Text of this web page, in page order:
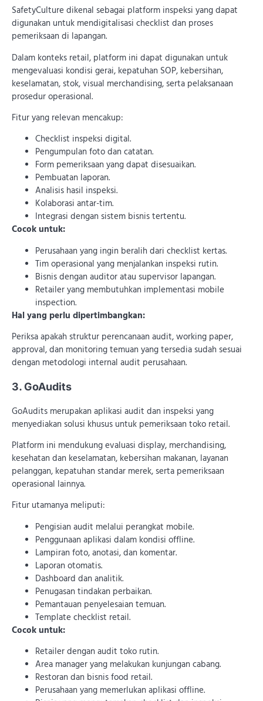
SafetyCulture dikenal sebagai platform inspeksi yang dapat
digunakan untuk mendigitalisasi checklist dan proses
pemeriksaan di lapangan.
Dalam konteks retail, platform ini dapat digunakan untuk
mengevaluasi kondisi gerai, kepatuhan SOP, kebersihan,
keselamatan, stok, visual merchandising, serta pelaksanaan
prosedur operasional.
Fitur yang relevan mencakup:
Checklist inspeksi digital.
Pengumpulan foto dan catatan.
Form pemeriksaan yang dapat disesuaikan.
Pembuatan laporan.
Analisis hasil inspeksi.
Kolaborasi antar-tim.
Integrasi dengan sistem bisnis tertentu.
Cocok untuk:
Perusahaan yang ingin beralih dari checklist kertas.
Tim operasional yang menjalankan inspeksi rutin.
Bisnis dengan auditor atau supervisor lapangan.
Retailer yang membutuhkan implementasi mobile
inspection.
Hal yang perlu dipertimbangkan:
Periksa apakah struktur perencanaan audit, working paper,
approval, dan monitoring temuan yang tersedia sudah sesuai
dengan metodologi internal audit perusahaan.
3. GoAudits
GoAudits merupakan aplikasi audit dan inspeksi yang
menyediakan solusi khusus untuk pemeriksaan toko retail.
Platform ini mendukung evaluasi display, merchandising,
kesehatan dan keselamatan, kebersihan makanan, layanan
pelanggan, kepatuhan standar merek, serta pemeriksaan
operasional lainnya.
Fitur utamanya meliputi:
Pengisian audit melalui perangkat mobile.
Penggunaan aplikasi dalam kondisi offline.
Lampiran foto, anotasi, dan komentar.
Laporan otomatis.
Dashboard dan analitik.
Penugasan tindakan perbaikan.
Pemantauan penyelesaian temuan.
Template checklist retail.
Cocok untuk:
Retailer dengan audit toko rutin.
Area manager yang melakukan kunjungan cabang.
Restoran dan bisnis food retail.
Perusahaan yang memerlukan aplikasi offline.